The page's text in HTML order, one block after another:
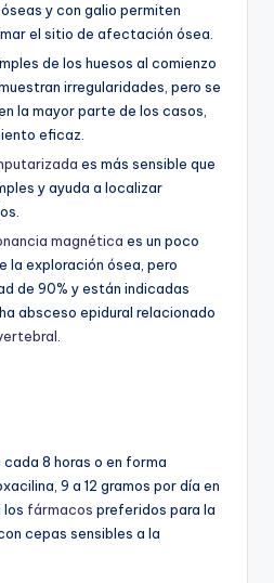
y con galio permiten
el sitio de afectación ósea.
de los huesos al comienzo
irregularidades, pero se
la mayor parte de los casos,
eficaz.
es más sensible que
y ayuda a localizar
magnética es un poco
la exploración ósea, pero
de 90% y están indicadas
absceso epidural relacionado
.
8 horas o en forma
9 a 12 gramos por día en
los fármacos preferidos para la
cepas sensibles a la